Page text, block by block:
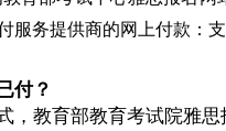
服务提供商的网上付款：
付？
，教育部教育考试院雅